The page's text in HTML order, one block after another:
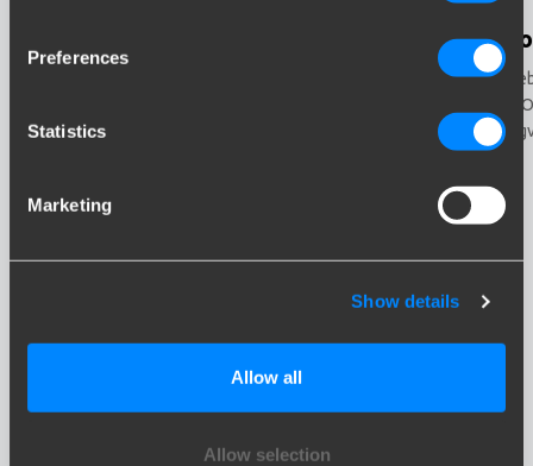
Preferences
Statistics
Marketing
Show details
Allow all
Allow selection
Alle
Som
opdateringer direkte i din indbakke. Inspiration,
viden og praktiske råd – hver måned.